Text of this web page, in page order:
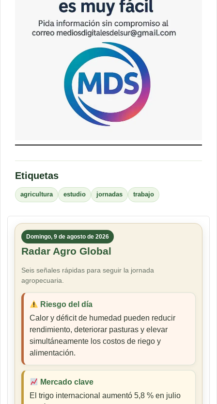
Etiquetas
agricultura estudio jornadas trabajo
Domingo, 9 de agosto de 2026
Radar Agro Global
Seis señales rápidas para seguir la jornada
agropecuaria.
Riesgo del día
Calor y déficit de humedad pueden reducir
rendimiento, deteriorar pasturas y elevar
simultáneamente los costos de riego y
alimentación.
Mercado clave
El trigo internacional aumentó 5,8 % en julio